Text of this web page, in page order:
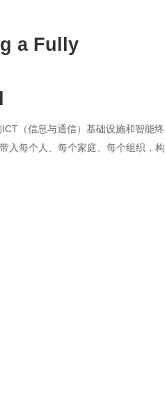
a Fully
（信息与通信）基础设施和智能终
入每个人、每个家庭、每个组织，构